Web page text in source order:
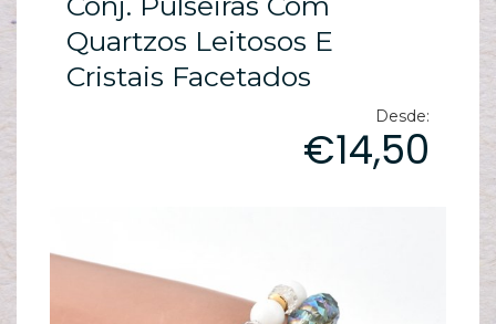
Quartzos Leitosos E
Cristais Facetados
Desde:
€14,50